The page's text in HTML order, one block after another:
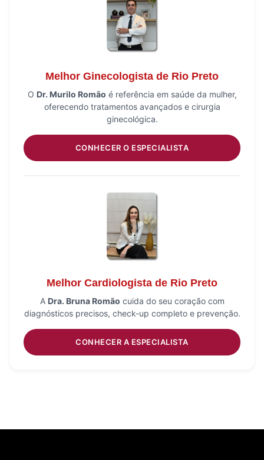
Melhor Ginecologista de Rio Preto
O Dr. Murilo Romão é referência em saúde da mulher,
oferecendo tratamentos avançados e cirurgia
ginecológica.
CONHECER O ESPECIALISTA
Melhor Cardiologista de Rio Preto
A Dra. Bruna Romão cuida do seu coração com
diagnósticos precisos, check-up completo e prevenção.
CONHECER A ESPECIALISTA